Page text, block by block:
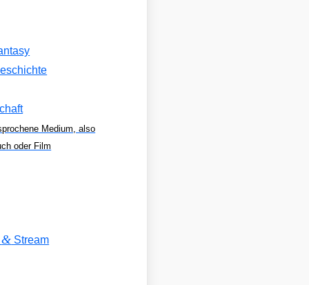
Medium, also
oder Film
& Stream